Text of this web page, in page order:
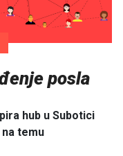
posla
hub u Subotici
temu